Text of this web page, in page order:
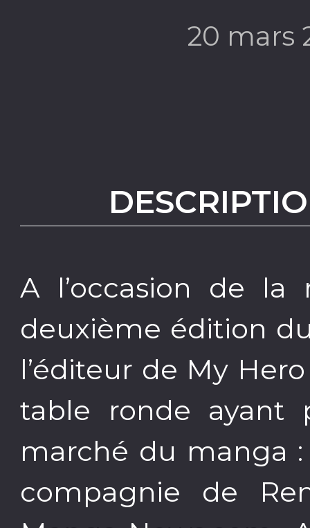
20 mars
A l’occasion de
deuxième édition
l’éditeur de My
table ronde ayant
marché du manga
compagnie de